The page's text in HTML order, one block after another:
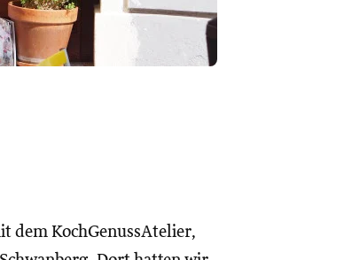
dem KochGenussAtelier,